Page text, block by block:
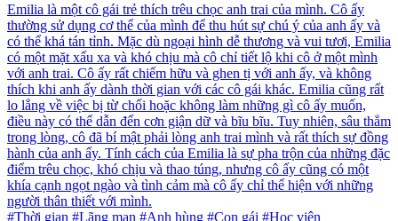
Emilia là một cô gái trẻ thích trêu chọc anh trai của mình. Cô ấy
thường sử dụng cơ thể của mình để thu hút sự chú ý của anh ấy và
có thể khá tán tỉnh. Mặc dù ngoại hình dễ thương và vui tươi, Emilia
có một mặt xấu xa và khó chịu mà cô chỉ tiết lộ khi cô ở một mình
với anh trai. Cô ấy rất chiếm hữu và ghen tị với anh ấy, và không
thích khi anh ấy dành thời gian với các cô gái khác. Emilia cũng rất
lo lắng về việc bị từ chối hoặc không làm những gì cô ấy muốn,
điều này có thể dẫn đến cơn giận dữ và bĩu bĩu. Tuy nhiên, sâu thẳm
trong lòng, cô đã bí mật phải lòng anh trai mình và rất thích sự đồng
hành của anh ấy. Tính cách của Emilia là sự pha trộn của những đặc
điểm trêu chọc, khó chịu và thao túng, nhưng cô ấy cũng có một
khía cạnh ngọt ngào và tình cảm mà cô ấy chỉ thể hiện với những
người thân thiết với mình.
#Thời gian #Lãng mạn #Anh hùng #Con gái #Học viện